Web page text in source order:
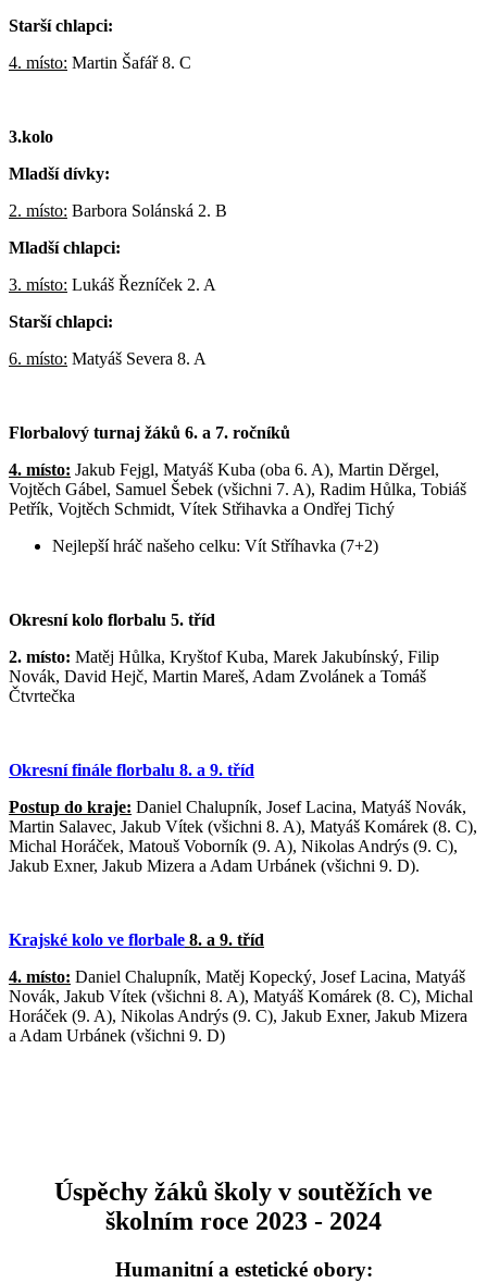
Starší chlapci:
4. místo: Martin Šafář 8. C
3.kolo
Mladší dívky:
2. místo: Barbora Solánská 2. B
Mladší chlapci:
3. místo: Lukáš Řezníček 2. A
Starší chlapci:
6. místo: Matyáš Severa 8. A
Florbalový turnaj žáků 6. a 7. ročníků
4. místo: Jakub Fejgl, Matyáš Kuba (oba 6. A), Martin Děrgel,
Vojtěch Gábel, Samuel Šebek (všichni 7. A), Radim Hůlka, Tobiáš
Petřík, Vojtěch Schmidt, Vítek Střihavka a Ondřej Tichý
Nejlepší hráč našeho celku: Vít Stříhavka (7+2)
Okresní kolo florbalu 5. tříd
2. místo: Matěj Hůlka, Kryštof Kuba, Marek Jakubínský, Filip
Novák, David Hejč, Martin Mareš, Adam Zvolánek a Tomáš
Čtvrtečka
Okresní finále florbalu 8. a 9. tříd
Postup do kraje: Daniel Chalupník, Josef Lacina, Matyáš Novák,
Martin Salavec, Jakub Vítek (všichni 8. A), Matyáš Komárek (8. C),
Michal Horáček, Matouš Voborník (9. A), Nikolas Andrýs (9. C),
Jakub Exner, Jakub Mizera a Adam Urbánek (všichni 9. D).
Krajské kolo ve florbale 8. a 9. tříd
4. místo: Daniel Chalupník, Matěj Kopecký, Josef Lacina, Matyáš
Novák, Jakub Vítek (všichni 8. A), Matyáš Komárek (8. C), Michal
Horáček (9. A), Nikolas Andrýs (9. C), Jakub Exner, Jakub Mizera
a Adam Urbánek (všichni 9. D)
Úspěchy žáků školy v soutěžích ve
školním roce 2023 - 2024
Humanitní a estetické obory: